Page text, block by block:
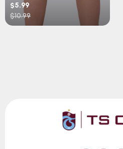
$5.99
$10.99